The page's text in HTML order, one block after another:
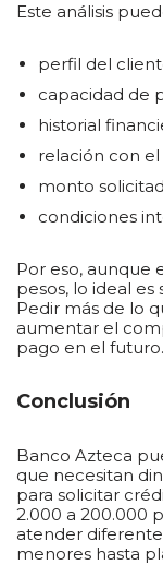
Este análisis
perfil del
capacidad de
historial
relación con
monto
condiciones
Por eso, aunque
pesos, lo ideal
Pedir más de lo
aumentar el
pago en el futuro.
Conclusión
Banco Azteca
que necesitan
para solicitar
2.000 a 200.000
atender
menores hasta